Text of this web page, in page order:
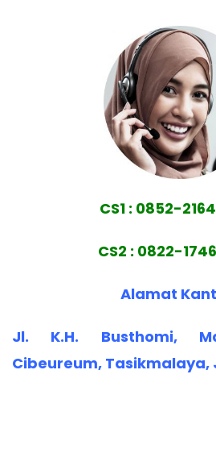
CS1 : 0852-
CS2 : 0822-
Alamat
Jl. K.H. Busthomi,
Cibeureum, Tasikmalaya,